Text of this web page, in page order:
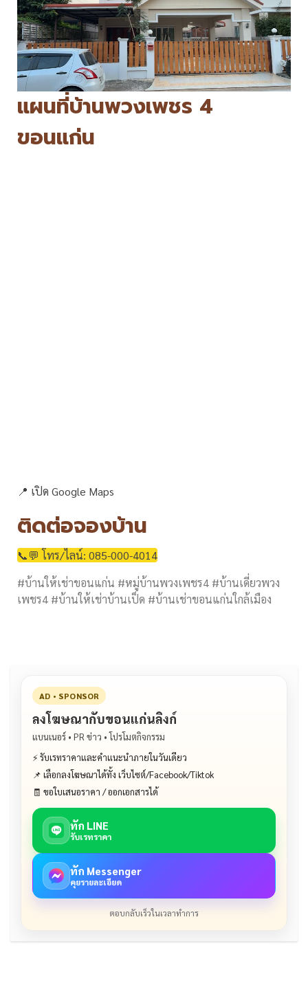
แผนที่บ้านพวงเพชร 4
ขอนแก่น
📍 เปิด Google Maps
ติดต่อจองบ้าน
📞💬 โทร/ไลน์: 085-000-4014
#บ้านให้เช่าขอนแก่น #หมู่บ้านพวงเพชร4 #บ้านเดี่ยวพวง
เพชร4 #บ้านให้เช่าบ้านเป็ด #บ้านเช่าขอนแก่นใกล้เมือง
AD • SPONSOR
ลงโฆษณากับขอนแก่นลิงก์
แบนเนอร์ • PR ข่าว • โปรโมตกิจกรรม
⚡ รับเรทราคาและคำแนะนำภายในวันเดียว
📌 เลือกลงโฆษณาได้ทั้ง เว็บไซต์/Facebook/Tiktok
🧾 ขอใบเสนอราคา / ออกเอกสารได้
ทัก LINE
รับเรทราคา
ทัก Messenger
คุยรายละเอียด
ตอบกลับเร็วในเวลาทำการ